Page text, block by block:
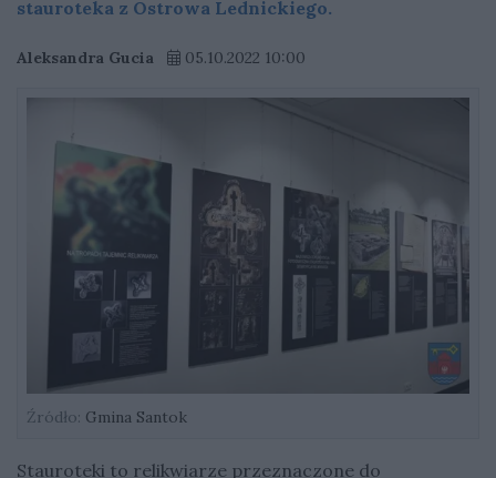
stauroteka z Ostrowa Lednickiego.
Aleksandra Gucia 05.10.2022 10:00
Źródło: Gmina Santok
Stauroteki to relikwiarze przeznaczone do